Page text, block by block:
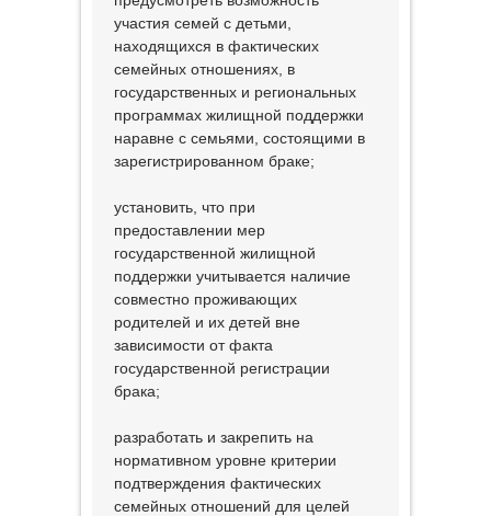
участия семей с детьми,
находящихся в фактических
семейных отношениях, в
государственных и региональных
программах жилищной поддержки
наравне с семьями, состоящими в
зарегистрированном браке;
установить, что при
предоставлении мер
государственной жилищной
поддержки учитывается наличие
совместно проживающих
родителей и их детей вне
зависимости от факта
государственной регистрации
брака;
разработать и закрепить на
нормативном уровне критерии
подтверждения фактических
семейных отношений для целей